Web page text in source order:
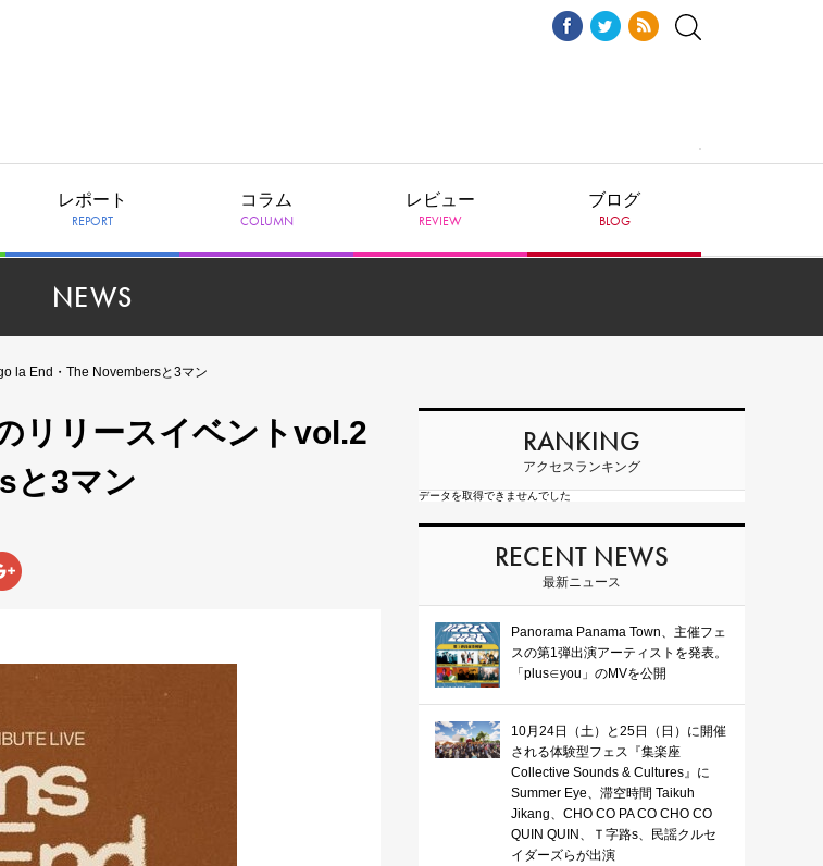
レポート
REPORT
コラム
COLUMN
レビュー
REVIEW
ブログ
BLOG
NEWS
la End・The Novembersと3マン
リリースイベントvol.2
と3マン
RANKING
アクセスランキング
データを取得できませんでした
RECENT NEWS
最新ニュース
Panorama Panama Town、主催フェ
スの第1弾出演アーティストを発表。
「plus∈you」のMVを公開
10月24日（土）と25日（日）に開催
される体験型フェス『集楽座
Collective Sounds & Cultures』に
Summer Eye、滞空時間 Taikuh
Jikang、CHO CO PA CO CHO CO
QUIN QUIN、Ｔ字路s、民謡クルセ
イダーズらが出演